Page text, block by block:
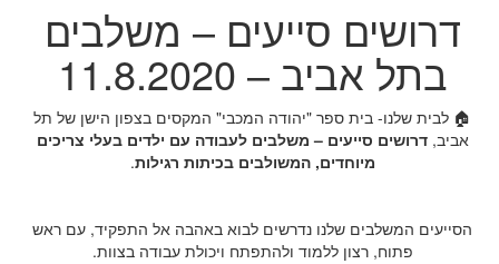
דרושים סייעים – משלבים
בתל אביב – 11.8.2020
🏠 לבית שלנו- בית ספר "יהודה המכבי" המקסים בצפון הישן של תל
אביב, דרושים סייעים – משלבים לעבודה עם ילדים בעלי צריכים
מיוחדים, המשולבים בכיתות רגילות.
הסייעים המשלבים שלנו נדרשים לבוא באהבה אל התפקיד, עם ראש
פתוח, רצון ללמוד ולהתפתח ויכולת עבודה בצוות.